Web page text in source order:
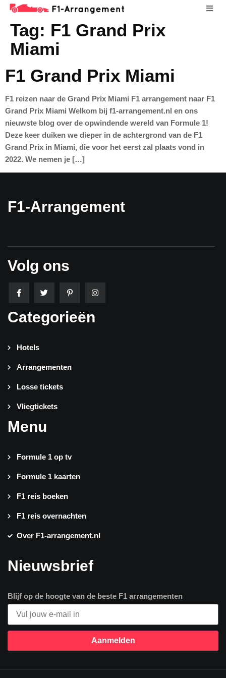
Tag: F1 Grand Prix
Miami
F1 Grand Prix Miami
F1 reizen naar de Grand Prix Miami F1 arrangement naar F1
Grand Prix Miami Welkom bij f1-arrangement.nl en ons
nieuwste blog over de opwindende wereld van Formule 1!
Deze keer duiken we dieper in de achtergrond van de F1
Grand Prix in Miami, die voor het eerst zal plaats vond in
2022. We nemen je […]
F1-Arrangement
Volg ons
Categorieën
Hotels
Arrangementen
Losse tickets
Vliegtickets
Menu
Formule 1 op tv
Formule 1 kaarten
F1 reis boeken
F1 reis overnachten
Over F1-arrangement.nl
Nieuwsbrief
Blijf op de hoogte van de beste F1 arrangementen
Aanmelden